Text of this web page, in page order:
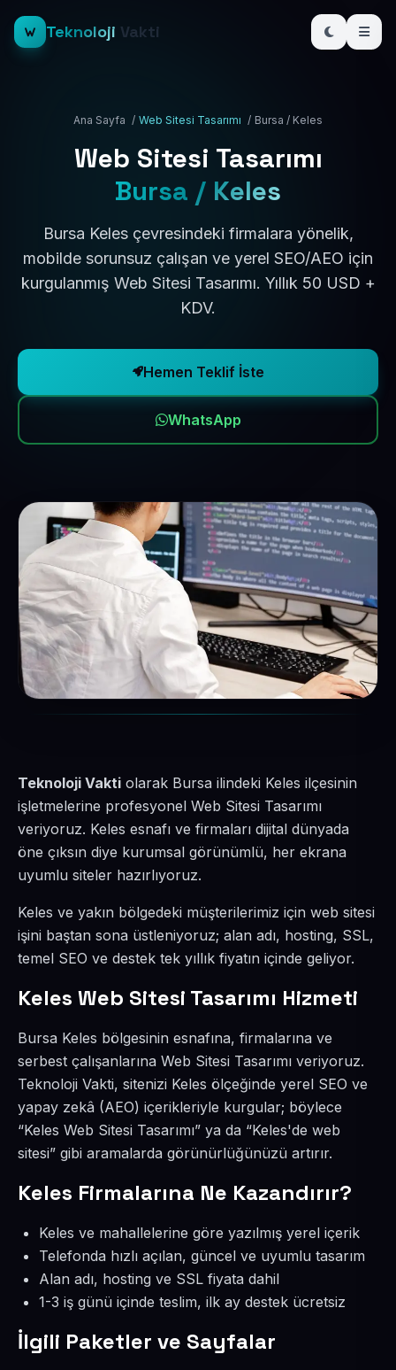
Teknoloji Vakti
Ana Sayfa / Web Sitesi Tasarımı / Bursa / Keles
Web Sitesi Tasarımı
Bursa / Keles
Bursa Keles çevresindeki firmalara yönelik,
mobilde sorunsuz çalışan ve yerel SEO/AEO için
kurgulanmış Web Sitesi Tasarımı. Yıllık 50 USD +
KDV.
Hemen Teklif İste
WhatsApp
Teknoloji Vakti olarak Bursa ilindeki Keles ilçesinin
işletmelerine profesyonel Web Sitesi Tasarımı
veriyoruz. Keles esnafı ve firmaları dijital dünyada
öne çıksın diye kurumsal görünümlü, her ekrana
uyumlu siteler hazırlıyoruz.
Keles ve yakın bölgedeki müşterilerimiz için web sitesi
işini baştan sona üstleniyoruz; alan adı, hosting, SSL,
temel SEO ve destek tek yıllık fiyatın içinde geliyor.
Keles Web Sitesi Tasarımı Hizmeti
Bursa Keles bölgesinin esnafına, firmalarına ve
serbest çalışanlarına Web Sitesi Tasarımı veriyoruz.
Teknoloji Vakti, sitenizi Keles ölçeğinde yerel SEO ve
yapay zekâ (AEO) içerikleriyle kurgular; böylece
“Keles Web Sitesi Tasarımı” ya da “Keles'de web
sitesi” gibi aramalarda görünürlüğünüzü artırır.
Keles Firmalarına Ne Kazandırır?
Keles ve mahallelerine göre yazılmış yerel içerik
Telefonda hızlı açılan, güncel ve uyumlu tasarım
Alan adı, hosting ve SSL fiyata dahil
1-3 iş günü içinde teslim, ilk ay destek ücretsiz
İlgili Paketler ve Sayfalar